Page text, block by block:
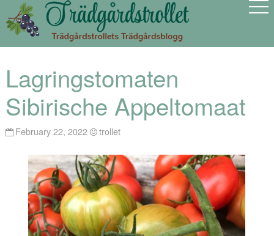
Lagringstomaten
Sibirische Appeltomaat
February 22, 2022 trollet